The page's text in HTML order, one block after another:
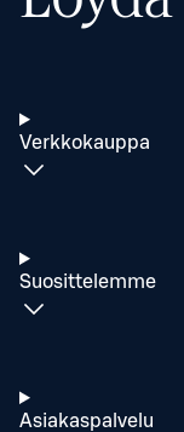
Verkkokauppa
Suosittelemme
Asiakaspalvelu